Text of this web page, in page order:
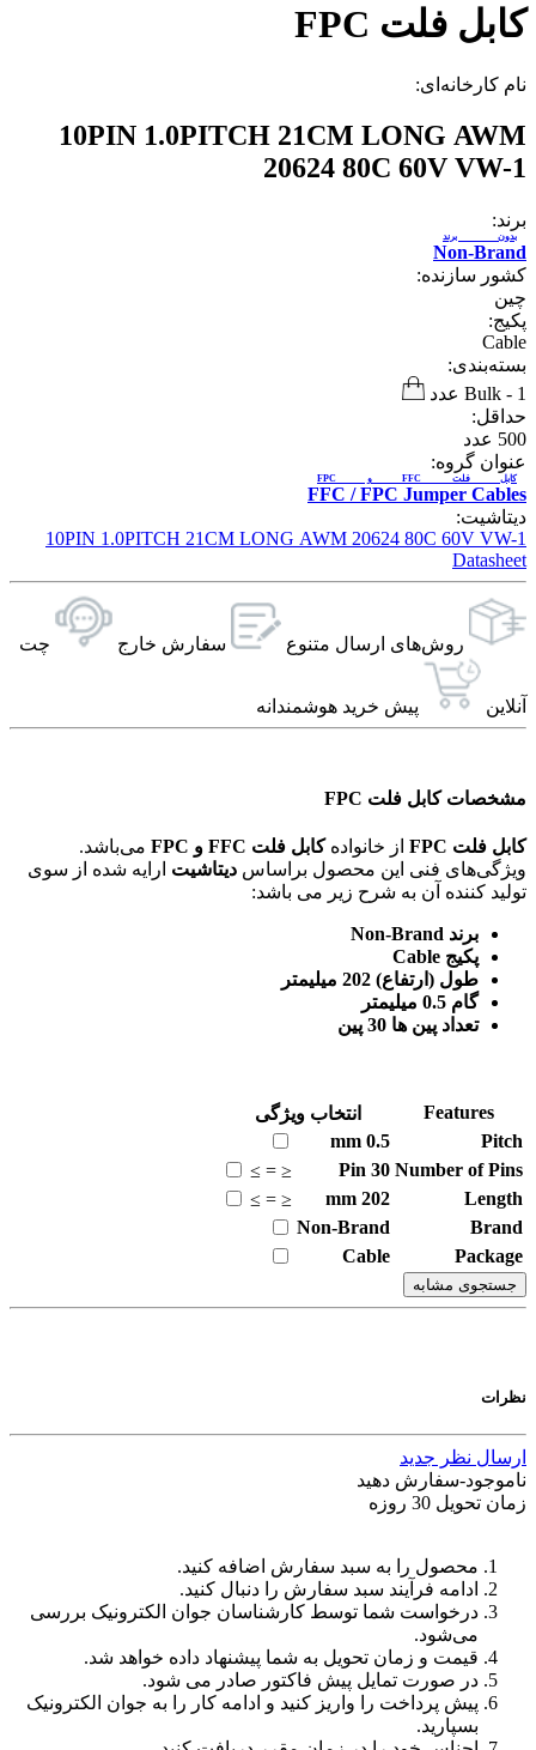
کابل فلت FPC
نام کارخانه‌ای:
10PIN 1.0PITCH 21CM LONG AWM
20624 80C 60V VW-1
برند:
Non-Brand
بدون برند
کشور سازنده:
چین
پکیج:
Cable
بسته‌بندی:
Bulk - 1 عدد
حداقل:
500 عدد
عنوان گروه:
FFC / FPC Jumper Cables
کابل فلت FFC و FPC
دیتاشیت:
10PIN 1.0PITCH 21CM LONG AWM 20624 80C 60V VW-1
Datasheet
روش‌های ارسال‌ متنوع سفارش خارج چت
آنلاین پیش خرید هوشمندانه
مشخصات کابل فلت FPC
کابل فلت FPC از خانوادهکابل فلت FFC و FPC
می‌باشد.
ویژگی‌های فنی این محصول براساس دیتاشیت ارایه شده از سوی
تولید کننده آن به شرح زیر می باشد:
برند Non-Brand
پکیج Cable
طول (ارتفاع) 202 میلیمتر
گام 0.5 میلیمتر
تعداد پین ها 30 پین
Features
انتخاب ویژگی
Pitch
0.5
mm
Number of Pins
30
Pin
≤
=
≥
Length
202
mm
≤
=
≥
Brand
Non-Brand
Package
Cable
جستجوی مشابه
نظرات
ارسال نظر جدید
ناموجود-سفارش دهید
زمان تحویل 30 روزه
محصول را به سبد سفارش اضافه کنید.
ادامه فرآیند سبد سفارش را دنبال کنید.
درخواست شما توسط کارشناسان جوان الکترونیک بررسی
می‌شود.
قیمت و زمان تحویل به شما پیشنهاد داده خواهد شد.
در صورت تمایل پیش فاکتور صادر می شود.
پیش پرداخت را واریز کنید و ادامه کار را به جوان الکترونیک
بسپارید.